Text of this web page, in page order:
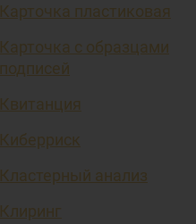
Карточка пластиковая
Карточка с образцами
подписей
Квитанция
Киберриск
Кластерный анализ
Клиринг